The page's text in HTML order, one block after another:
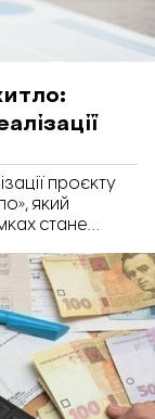
проєкту
який
стане